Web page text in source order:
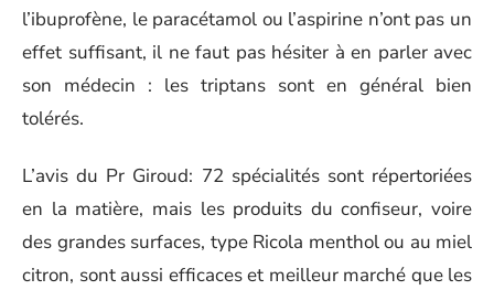
l’ibuprofène, le paracétamol ou l’aspirine n’ont pas un
effet suffisant, il ne faut pas hésiter à en parler avec
son médecin : les triptans sont en général bien
tolérés.
L’avis du Pr Giroud: 72 spécialités sont répertoriées
en la matière, mais les produits du confiseur, voire
des grandes surfaces, type Ricola menthol ou au miel
citron, sont aussi efficaces et meilleur marché que les